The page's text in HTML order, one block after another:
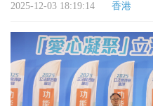
2025-12-03 18:19:14 香港